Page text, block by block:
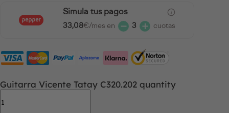
Simula tus pagos
33,08€/mes en 3 cuotas
Guitarra Vicente Tatay C320.202 quantity